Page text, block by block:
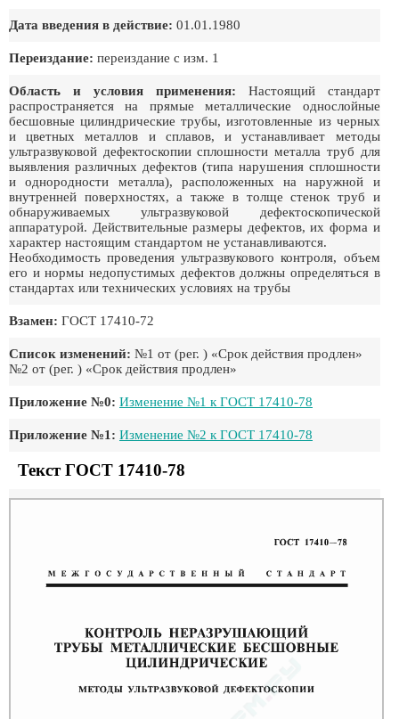
Дата введения в действие: 01.01.1980
Переиздание: переиздание с изм. 1
Область и условия применения: Настоящий стандарт
распространяется на прямые металлические однослойные
бесшовные цилиндрические трубы, изготовленные из черных
и цветных металлов и сплавов, и устанавливает методы
ультразвуковой дефектоскопии сплошности металла труб для
выявления различных дефектов (типа нарушения сплошности
и однородности металла), расположенных на наружной и
внутренней поверхностях, а также в толще стенок труб и
обнаруживаемых ультразвуковой дефектоскопической
аппаратурой. Действительные размеры дефектов, их форма и
характер настоящим стандартом не устанавливаются.
Необходимость проведения ультразвукового контроля, объем
его и нормы недопустимых дефектов должны определяться в
стандартах или технических условиях на трубы
Взамен: ГОСТ 17410-72
Список изменений: №1 от (рег. ) «Срок действия продлен»
№2 от (рег. ) «Срок действия продлен»
Приложение №0: Изменение №1 к ГОСТ 17410-78
Приложение №1: Изменение №2 к ГОСТ 17410-78
Текст ГОСТ 17410-78